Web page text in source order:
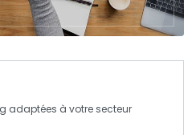
adaptées à votre secteur